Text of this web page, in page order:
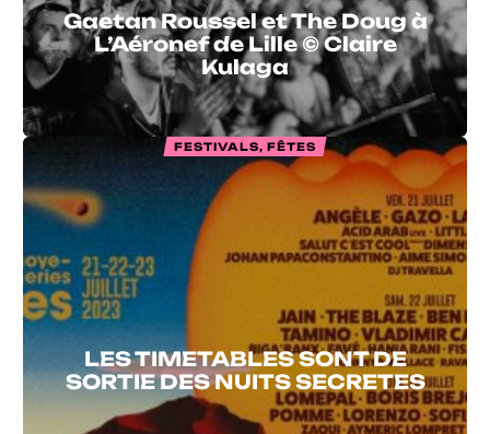
Gaetan Roussel et The Doug à
L’Aéronef de Lille © Claire
Kulaga
FESTIVALS, FÊTES
LES TIMETABLES SONT DE
SORTIE DES NUITS SECRETES